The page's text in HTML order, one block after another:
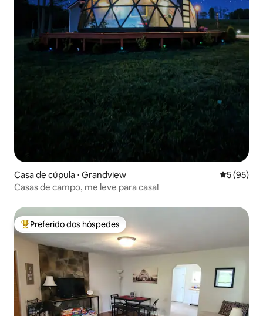
Casa de cúpula ⋅ Grandview 5 de uma
5 (95)
Casas de campo, me leve para casa!
Entre os melhores preferidos dos hóspedes
Preferido dos hóspedes